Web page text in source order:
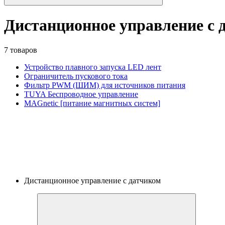
Дистанционное управление с
7 товаров
Устройство плавного запуска LED лент
Ограничитель пускового тока
Фильтр PWM (ШИМ) для источников питания
TUYA Беспроводное управление
MAGnetic [питание магнитных систем]
Дистанционное управление с датчиком